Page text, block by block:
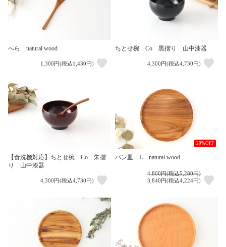
へら natural wood
1,300円(税込1,430円)
ちとせ椀 Co 黒摺り 山中漆器
4,300円(税込4,730円)
【食洗機対応】ちとせ椀 Co 朱摺
り 山中漆器
4,300円(税込4,730円)
20%OFF
パン皿 L natural wood
4,800円(税込5,280円)
3,840円(税込4,224円)